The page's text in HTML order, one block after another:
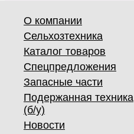
О компании
Сельхозтехника
Каталог товаров
Спецпредложения
Запасные части
Подержанная техника
(б/у)
Новости